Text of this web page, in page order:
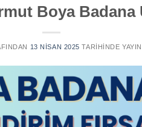
Boya Badana
13 NISAN 2025 TARIHINDE